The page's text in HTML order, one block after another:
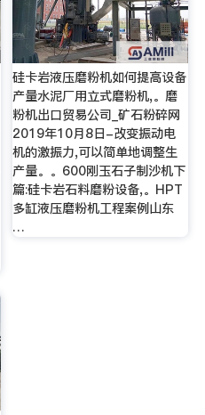
硅卡岩液压磨粉机如何提高设备
产量水泥厂用立式磨粉机,。磨
粉机出口贸易公司_矿石粉碎网
2019年10月8日-改变振动电
机的激振力,可以简单地调整生
产量。。600刚玉石子制沙机下
篇:硅卡岩石料磨粉设备,。HPT
多缸液压磨粉机工程案例山东
…